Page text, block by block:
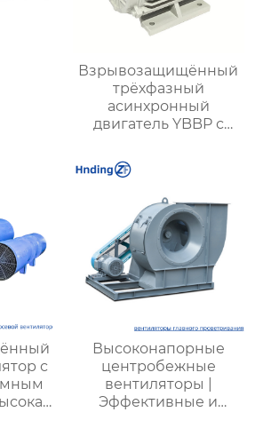
Взрывозащищённый
трёхфазный
асинхронный
двигатель YBBP с
регулированием
с
Высоконапорные
центробежные
вентиляторы |
Эффективные и